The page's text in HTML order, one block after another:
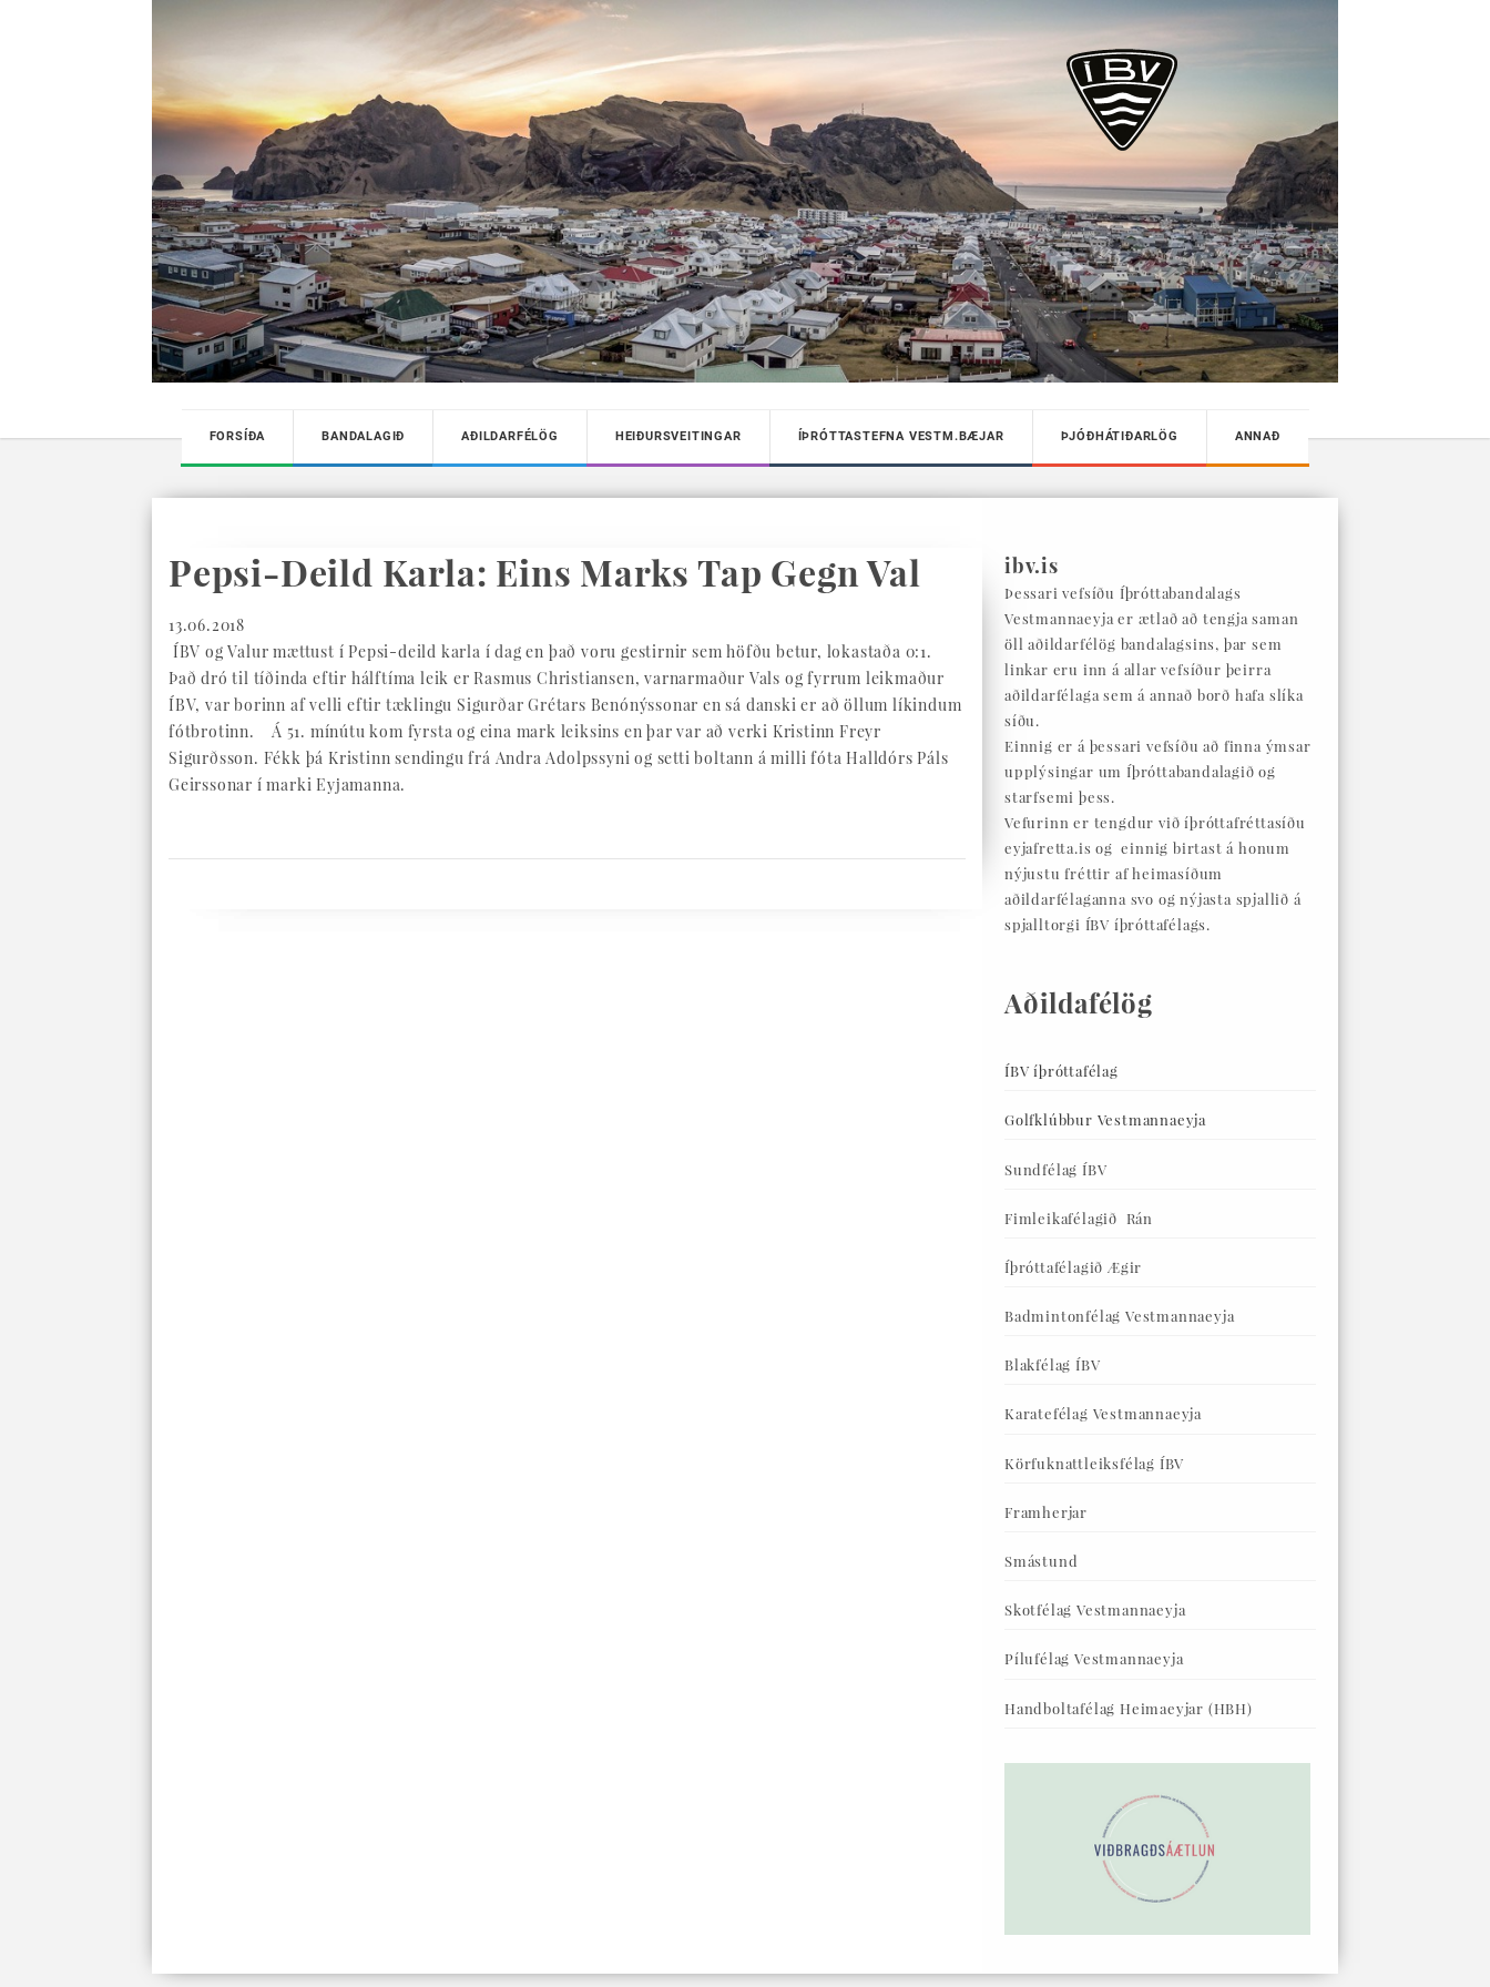
FORSÍÐA BANDALAGIÐ AÐILDARFÉLÖG HEIÐURSVEITINGAR ÍÞRÓTTASTEFNA VESTM.BÆJAR ÞJÓÐHÁTIÐARLÖG ANNAÐ
Pepsi-Deild Karla: Eins Marks Tap Gegn Val
13.06.2018
ÍBV og Valur mættust í Pepsi-deild karla í dag en það voru gestirnir sem höfðu betur, lokastaða 0:1.
Það dró til tíðinda eftir hálftíma leik er Rasmus Christiansen, varnarmaður Vals og fyrrum leikmaður
ÍBV, var borinn af velli eftir tæklingu Sigurðar Grétars Benónýssonar en sá danski er að öllum líkindum
fótbrotinn. Á 51. mínútu kom fyrsta og eina mark leiksins en þar var að verki Kristinn Freyr
Sigurðsson. Fékk þá Kristinn sendingu frá Andra Adolpssyni og setti boltann á milli fóta Halldórs Páls
Geirssonar í marki Eyjamanna.
ibv.is
Þessari vefsíðu Íþróttabandalags
Vestmannaeyja er ætlað að tengja saman
öll aðildarfélög bandalagsins, þar sem
linkar eru inn á allar vefsíður þeirra
aðildarfélaga sem á annað borð hafa slíka
síðu.
Einnig er á þessari vefsíðu að finna ýmsar
upplýsingar um Íþróttabandalagið og
starfsemi þess.
Vefurinn er tengdur við íþróttafréttasíðu
eyjafretta.is og einnig birtast á honum
nýjustu fréttir af heimasíðum
aðildarfélaganna svo og nýjasta spjallið á
spjalltorgi ÍBV íþróttafélags.
Aðildafélög
ÍBV íþróttafélag
Golfklúbbur Vestmannaeyja
Sundfélag ÍBV
Fimleikafélagið Rán
Íþróttafélagið Ægir
Badmintonfélag Vestmannaeyja
Blakfélag ÍBV
Karatefélag Vestmannaeyja
Körfuknattleiksfélag ÍBV
Framherjar
Smástund
Skotfélag Vestmannaeyja
Pílufélag Vestmannaeyja
Handboltafélag Heimaeyjar (HBH)